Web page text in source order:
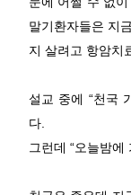
말기환자들은 지
지 살려고 항암치
설교 중에 “천국
다.
그런데 “오늘밤에